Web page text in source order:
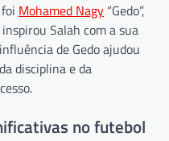
Mohamed Nagy “Gedo”,
Salah com a sua
de Gedo ajudou
disciplina e da
no futebol